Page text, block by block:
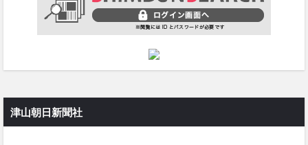
津山朝日新聞社